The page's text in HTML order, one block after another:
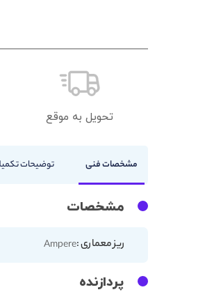
تحویل به موقع
مشخصات فنی توضیحات
مشخصات
ریز معماری :Ampere
پردازنده